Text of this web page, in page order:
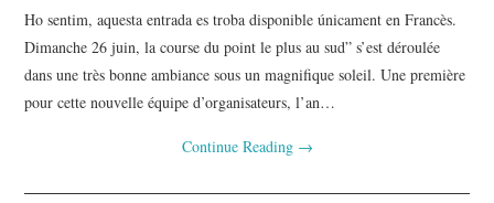
Ho sentim, aquesta entrada es troba disponible únicament en Francès.
Dimanche 26 juin, la course du point le plus au sud” s’est déroulée
dans une très bonne ambiance sous un magnifique soleil. Une première
pour cette nouvelle équipe d’organisateurs, l’an…
Continue Reading →